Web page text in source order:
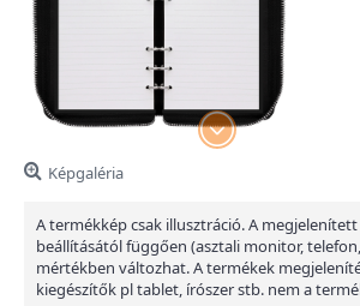
Képgaléria
A termékkép csak illusztráció. A
beállításától függően (asztali monitor,
mértékben változhat. A termékek
kiegészítők pl tablet, írószer stb. nem a